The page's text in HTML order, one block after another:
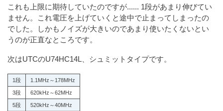
これも上限に期待していたのですが...... 1段があまり伸びてい
ません。これ電圧を上げていくと途中で止まってしまったの
でした。しかもノイズが大きいのであまり使いたくないとい
うのが正直なところです。
次はUTCのU74HC14L、シュミットタイプです。
1段 1.1MHz～178MHz
3段 620kHz～62MHz
5段 520kHz～40MHz